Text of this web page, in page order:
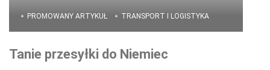
PROMOWANY ARTYKUŁ TRANSPORT I LOGISTYKA
Tanie przesyłki do Niemiec